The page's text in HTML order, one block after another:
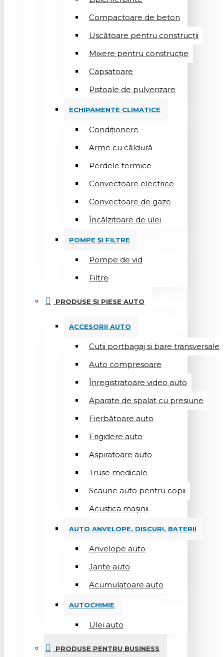
Compactoare de beton
Uscătoare pentru construcții
Mixere pentru construcție
Capsatoare
Pistoale de pulverizare
ECHIPAMENTE CLIMATICE
Condiționere
Arme cu căldură
Perdele termice
Convectoare electrice
Convectoare de gaze
Încălzitoare de ulei
POMPE ȘI FILTRE
Pompe de vid
Filtre
PRODUSE ȘI PIESE AUTO
ACCESORII AUTO
Cutii portbagaj si bare transversale
Auto compresoare
Înregistratoare video auto
Aparate de spalat cu presiune
Fierbătoare auto
Frigidere auto
Aspiratoare auto
Truse medicale
Scaune auto pentru copii
Acustica mașinii
AUTO ANVELOPE, DISCURI, BATERII
Anvelope auto
Jante auto
Acumulatoare auto
AUTOCHIMIE
Ulei auto
PRODUSE PENTRU BUSINESS